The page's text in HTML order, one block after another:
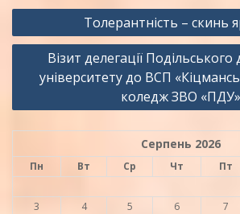
Навігація
записів
Толерантність – скинь
Візит делегації
університету до ВСП
коледж ЗВО «ПДУ»
Серпень 2026
Пн Вт Ср Чт Пт
3
4 5 6 7